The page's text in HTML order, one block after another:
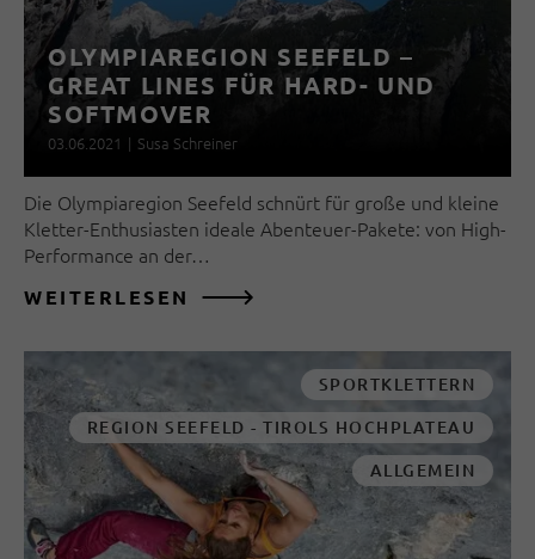
OLYMPIAREGION SEEFELD –
GREAT LINES FÜR HARD- UND
SOFTMOVER
03.06.2021 | Susa Schreiner
Die Olympiaregion Seefeld schnürt für große und kleine
Kletter-Enthusiasten ideale Abenteuer-Pakete: von High-
Performance an der…
WEITERLESEN
SPORTKLETTERN
REGION SEEFELD - TIROLS HOCHPLATEAU
ALLGEMEIN